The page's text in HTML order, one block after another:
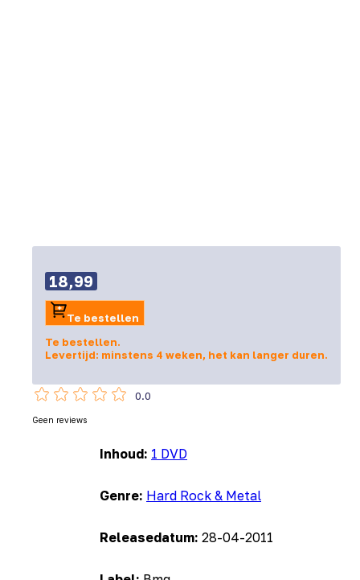
Inhoud: 1 DVD
Genre: Hard Rock & Metal
Releasedatum: 28-04-2011
18,99
Te bestellen
Te bestellen.
Levertijd: minstens 4 weken, het kan langer duren.
0.0
Geen reviews